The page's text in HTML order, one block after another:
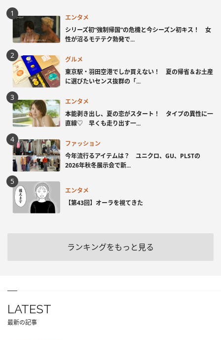
エンタメ
シリーズ初“強制帰国”の危機と今シーズン初キス！ 女
性が沼るモテテク勃発で...
グルメ
東京駅・羽田空港でしか買えない！ 夏の帰省＆お土産
に選びたいセンス抜群の「...
エンタメ
本能剥き出し、夏の恋がスタート！ タイプの異性に一
直線♡ 早くも走り出す一...
ファッション
今年流行るアイテムは？ ユニクロ、GU、PLSTの
2026年秋冬展示会で新...
エンタメ
【第43回】オーラを視てきた
ランキングをもっと見る
LATEST
最新の記事